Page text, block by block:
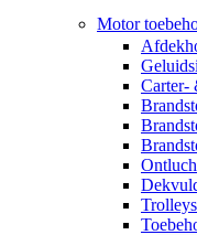
Motor
Carter-